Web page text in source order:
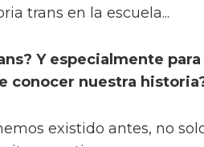
trans en la escuela...
Y especialmente para
conocer nuestra
existido antes, no